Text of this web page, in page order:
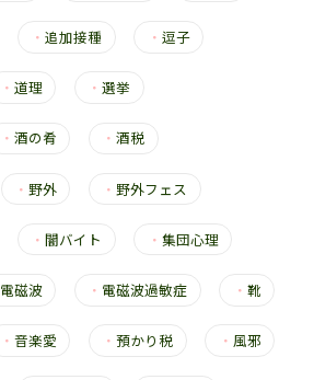
・追加接種 ・ 逗子
・道理 ・選挙
・酒の肴 ・酒税
・ 野外 ・ 野外フェス
・闇バイト ・ 集団心理
電磁波 ・ 電磁波過敏症 ・ 靴
・音楽愛 ・預かり税 ・ 風邪